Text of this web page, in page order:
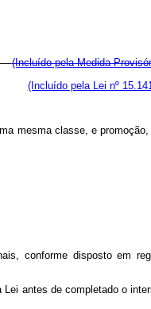
(Incluído pela Medida
(Incluído pela Lei nº
mesma classe, e
conforme disposto em
antes de completado o